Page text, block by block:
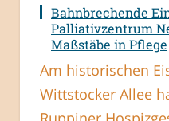
Bahnbrechende
Palliativzentrum
Maßstäbe in Pflege
Am historischen
Wittstocker Allee